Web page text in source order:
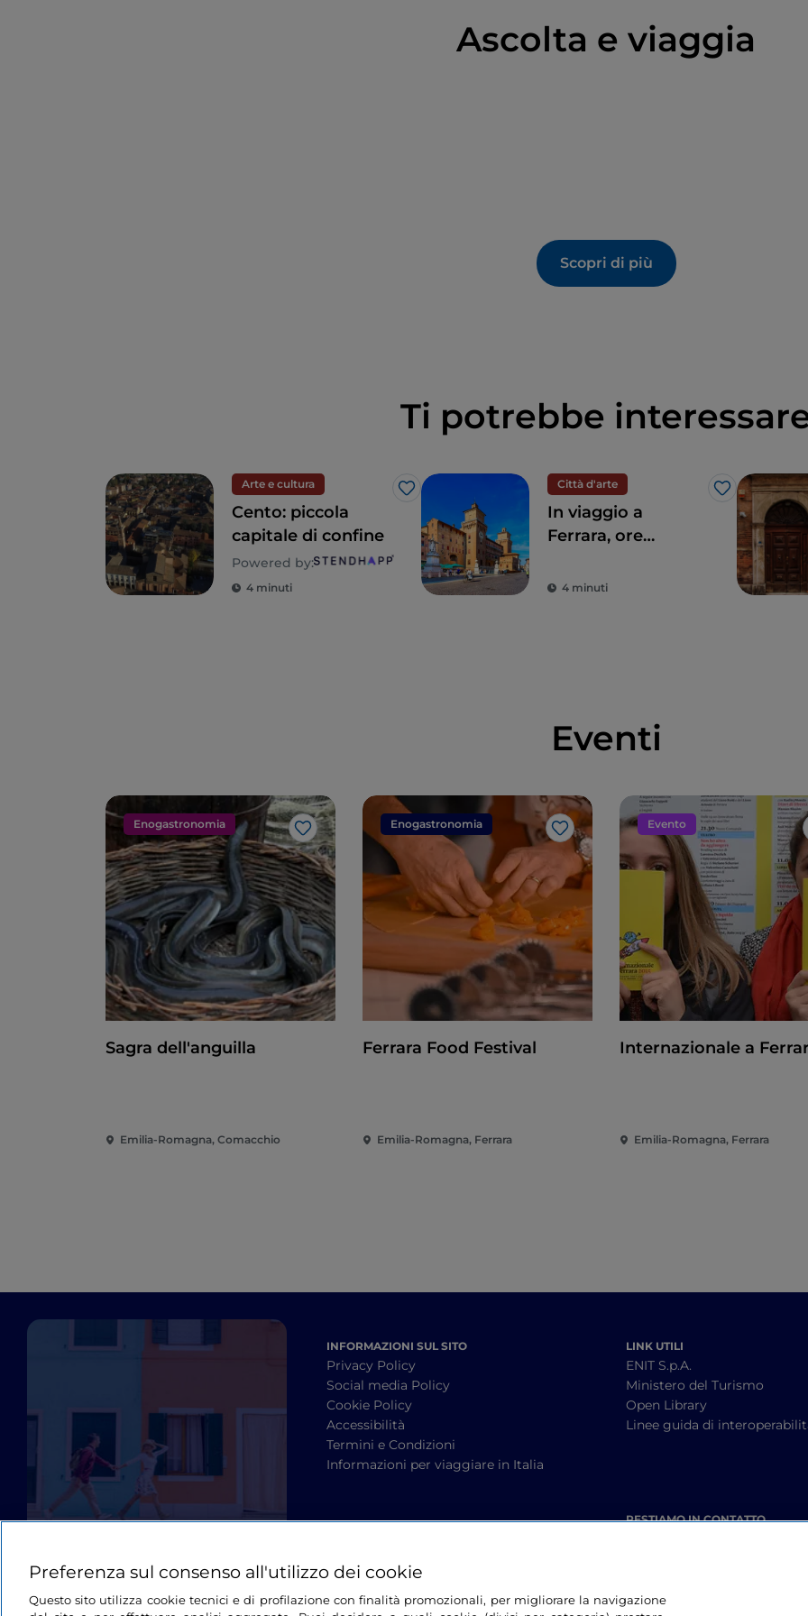
Ascolta e viaggia
Scopri di più
Ti potrebbe
Arte e cultura
Like
Cento: piccola
capitale di confine
Powered by:
4 minuti
Città d'arte
Like
In viaggio a
Ferrara, ore
passeggio nella
4 minuti
Eventi
Enogastronomia
Like
Sagra dell'anguilla
Emilia-Romagna, Comacchio
Enogastronomia
Like
Ferrara Food Festival
Emilia-Romagna, Ferrara
Evento
Internazionale a
Emilia-Romagna, Ferrara
INFORMAZIONI SUL SITO
Privacy Policy
Social media Policy
Cookie Policy
Accessibilità
Termini e Condizioni
Informazioni per viaggiare in Italia
LINK UTILI
ENIT S.p.A.
Ministero del Turismo
Open Library
Linee guida di
RESTIAMO IN CONTATTO
Preferenza sul consenso all'utilizzo dei cookie
Questo sito utilizza cookie tecnici e di profilazione con finalità promozionali, per migliorare la navigazione